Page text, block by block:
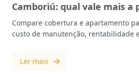
Camboriú: qual vale mais a
Imóveis
Compare cobertura e apartamento
Ler mais